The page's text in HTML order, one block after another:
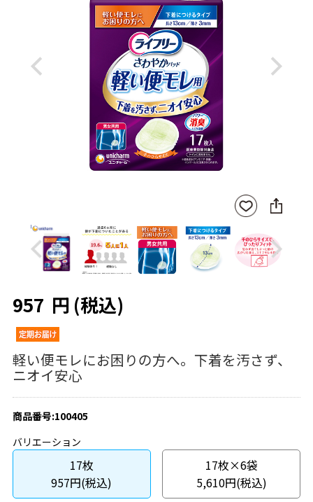
Previous Next
お気
に入
登録
SNS
に
ェ
ア
Previous Next
957 円 (税込)
軽い便モレにお困りの方へ。下着を汚さず、
ニオイ安心
商品番号:100405
バリエーション
17枚
957円(税込)
17枚×6袋
5,610円(税込)